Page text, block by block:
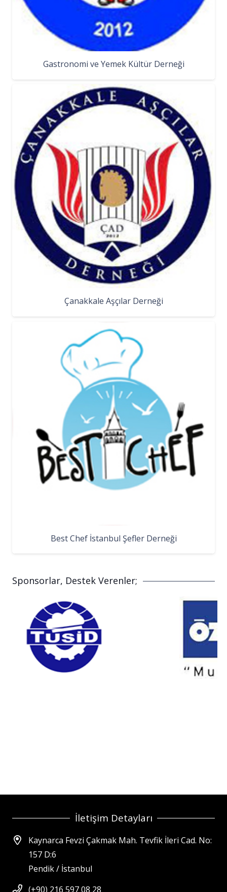
Gastronomi ve Yemek Kültür Derneği
Çanakkale Aşçılar Derneği
Best Chef İstanbul Şefler Derneği
Sponsorlar, Destek Verenler;
İletişim Detayları
Kaynarca Fevzi Çakmak Mah. Tevfik İleri Cad. No:
157 D:6
Pendik / İstanbul
(+90) 216 597 08 28